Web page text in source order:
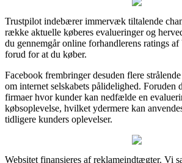
Trustpilot indebærer immervæk tiltalende
række aktuelle køberes evalueringer og
du gennemgår online forhandlerens ratings
forud for at du køber.
Facebook frembringer desuden flere
om internet selskabets pålidelighed. Foruden
firmaer hvor kunder kan nedfælde en
købsoplevelse, hvilket ydermere kan
tidligere kunders oplevelser.
Websitet finansieres af reklameindtægter. Vi